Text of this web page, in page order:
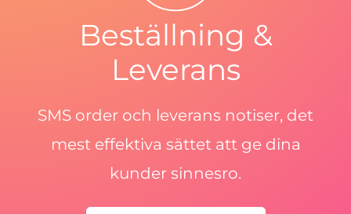
Beställning &
Leverans
SMS order och leverans notiser, det
mest effektiva sättet att ge dina
kunder sinnesro.